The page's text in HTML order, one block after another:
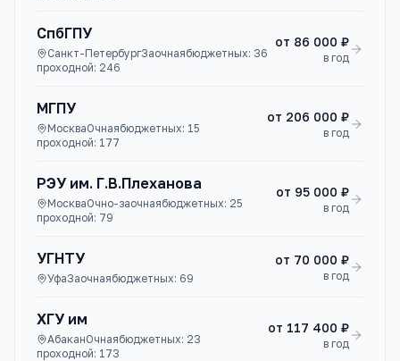
СпбГПУ
Санкт-ПетербургЗаочнаябюджетных: 36
проходной: 246
от 86 000 ₽
в год
МГПУ
МоскваОчнаябюджетных: 15
проходной: 177
от 206 000 ₽
в год
РЭУ им. Г.В.Плеханова
МоскваОчно-заочнаябюджетных: 25
проходной: 79
от 95 000 ₽
в год
УГНТУ
УфаЗаочнаябюджетных: 69
от 70 000 ₽
в год
ХГУ им
АбаканОчнаябюджетных: 23
проходной: 173
от 117 400 ₽
в год